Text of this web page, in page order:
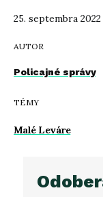
25. septembra 2022
AUTOR
Policajné správy
TÉMY
Malé Leváre